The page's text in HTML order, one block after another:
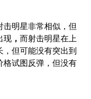
击明星非常相似，但
现 ， 而射击明星在上
但可能没有突出到
格试图反弹，但没有